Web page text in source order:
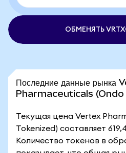
ОБМЕНЯТЬ
Последние данные рынка
Pharmaceuticals (Ondo
Текущая цена Vertex
Tokenized) составляет
Количество токенов в